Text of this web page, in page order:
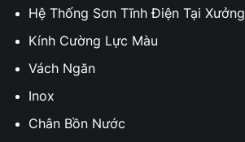
Hệ Thống Sơn Tĩnh Điện Tại Xưởng
Kính Cường Lực Màu
Vách Ngăn
Inox
Chân Bồn Nước